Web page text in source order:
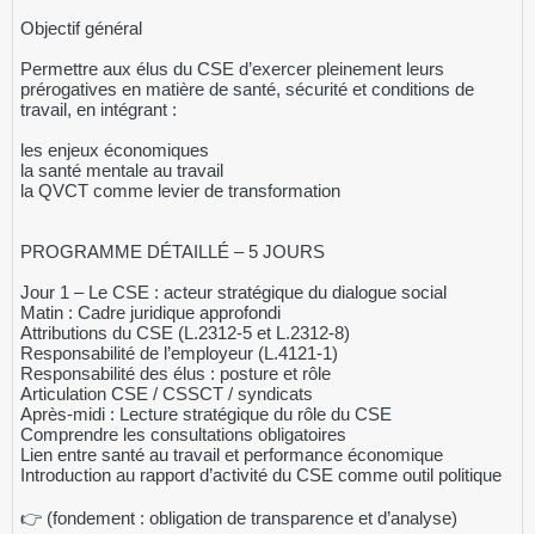
Objectif général
Permettre aux élus du CSE d’exercer pleinement leurs
prérogatives en matière de santé, sécurité et conditions de
travail, en intégrant :
les enjeux économiques
la santé mentale au travail
la QVCT comme levier de transformation
PROGRAMME DÉTAILLÉ – 5 JOURS
Jour 1 – Le CSE : acteur stratégique du dialogue social
Matin : Cadre juridique approfondi
Attributions du CSE (L.2312-5 et L.2312-8)
Responsabilité de l’employeur (L.4121-1)
Responsabilité des élus : posture et rôle
Articulation CSE / CSSCT / syndicats
Après-midi : Lecture stratégique du rôle du CSE
Comprendre les consultations obligatoires
Lien entre santé au travail et performance économique
Introduction au rapport d’activité du CSE comme outil politique
👉 (fondement : obligation de transparence et d’analyse)